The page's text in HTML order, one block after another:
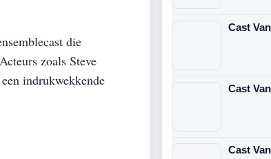
die
zoals Steve
indrukwekkende
Cast
Cast
Cast